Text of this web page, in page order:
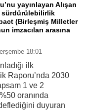
yayınlayan Alışan
sürdürülebilirlik
(Birleşmiş Milletler
imzacıları arasına
18:01
ilk
Raporu’nda 2030
1 ve 2
oranında
duyuran